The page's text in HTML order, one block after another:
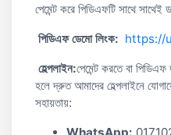
পেমেন্ট করে পিডিএফটি সাথে
পিডিএফ ডেমোলিংক: https://
হেল্পলাইন:পেমেন্ট করতে বা
হলে দ্রুত আমাদের হেল্পলাইনে
সহায়তায়: